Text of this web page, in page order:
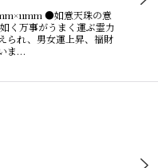
●如意天珠の意
く万事がうまく運ぶ霊力
られ、男女運上昇、福財
ま…